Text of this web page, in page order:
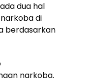
dua hal
di
berdasarkan
narkoba.